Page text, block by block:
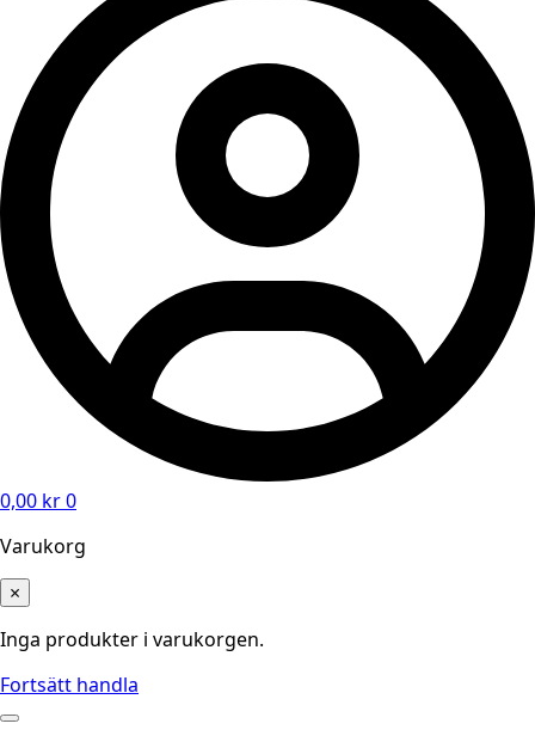
0,00 kr0
Varukorg
×
Inga produkter i varukorgen.
Fortsätt handla